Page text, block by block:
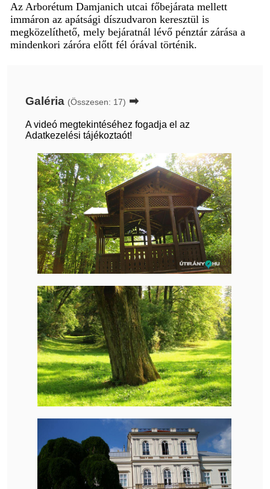
Az Arborétum Damjanich utcai főbejárata mellett
immáron az apátsági díszudvaron keresztül is
megközelíthető, mely bejáratnál lévő pénztár zárása a
mindenkori záróra előtt fél órával történik.
Galéria (Összesen: 17) ➡
A videó megtekintéséhez fogadja el az
Adatkezelési tájékoztaót!